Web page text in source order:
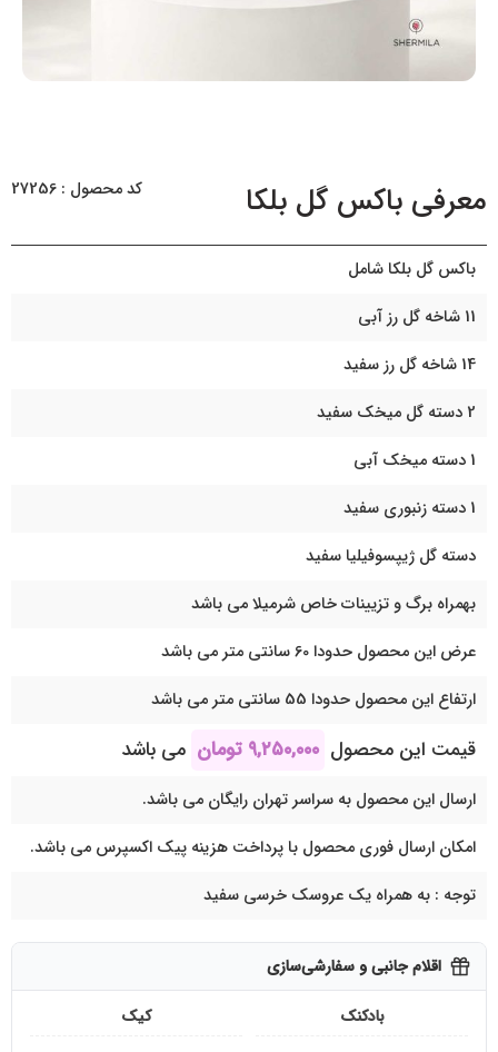
معرفی باکس گل بلکا کد محصول : 27256
باکس گل بلکا شامل
11 شاخه گل رز آبی
14 شاخه گل رز سفید
2 دسته گل میخک سفید
1 دسته میخک آبی
1 دسته زنبوری سفید
دسته گل ژیپسوفیلیا سفید
بهمراه برگ و تزیینات خاص شرمیلا می باشد
عرض این محصول حدودا 60 سانتی متر می باشد
ارتفاع این محصول حدودا 55 سانتی متر می باشد
قیمت این محصول ۹,۲۵۰,۰۰۰ تومان می باشد
ارسال این محصول به سراسر تهران رایگان می باشد.
امکان ارسال فوری محصول با پرداخت هزینه پیک اکسپرس می باشد.
توجه : به همراه یک عروسک خرسی سفید
اقلام جانبی و سفارشی‌سازی
بادکنک کیک